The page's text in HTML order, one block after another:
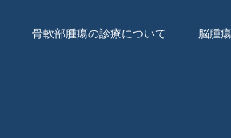
骨軟部腫瘍の診療について 脳腫